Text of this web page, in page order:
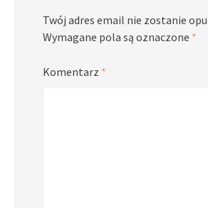
Twój adres email nie zostanie
Wymagane pola są oznaczone *
Komentarz *